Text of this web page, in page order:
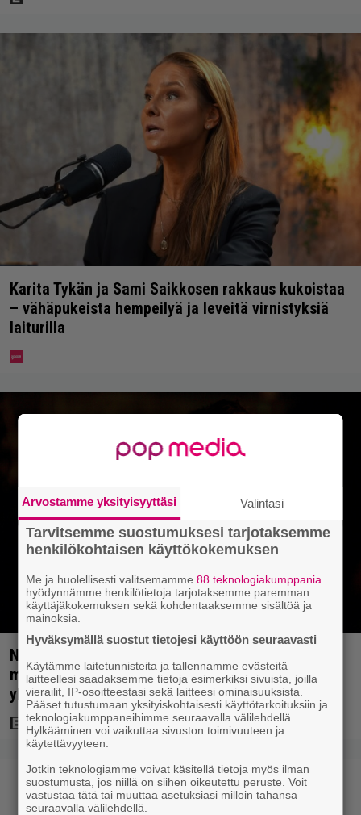
Karita Tykän ja Sami Saikkosen rakkaus kukoistaa
– vähäpukeista hempeilyä ja leveitä virnistyksiä
laiturilla
Nyt Netflixissä: Christopher Nolanin viiden tähden
mysteerileffa – ”Huikean hienosti kirjoitettu
yllätyskäänteiden sarja”
Arvostamme yksityisyyttäsi Valintasi
Tarvitsemme suostumuksesi tarjotaksemme
henkilökohtaisen käyttökokemuksen
Me ja huolellisesti valitsemamme88 teknologiakumppania
hyödynnämme henkilötietoja tarjotaksemme paremman
käyttäjäkokemuksen sekä kohdentaaksemme sisältöä ja
mainoksia.
Hyväksymällä suostut tietojesi käyttöön seuraavasti
Käytämme laitetunnisteita ja tallennamme evästeitä
laitteellesi saadaksemme tietoja esimerkiksi sivuista, joilla
vierailit, IP-osoitteestasi sekä laitteesi ominaisuuksista.
Pääset tutustumaan yksityiskohtaisesti käyttötarkoituksiin ja
teknologiakumppaneihimme seuraavalla välilehdellä.
Hylkääminen voi vaikuttaa sivuston toimivuuteen ja
käytettävyyteen.
Jotkin teknologiamme voivat käsitellä tietoja myös ilman
suostumusta, jos niillä on siihen oikeutettu peruste. Voit
vastustaa tätä tai muuttaa asetuksiasi milloin tahansa
seuraavalla välilehdellä.